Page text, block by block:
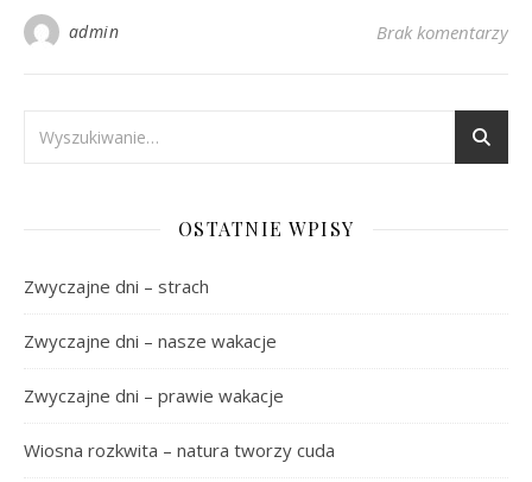
admin Brak komentarzy
OSTATNIE WPISY
Zwyczajne dni – strach
Zwyczajne dni – nasze wakacje
Zwyczajne dni – prawie wakacje
Wiosna rozkwita – natura tworzy cuda